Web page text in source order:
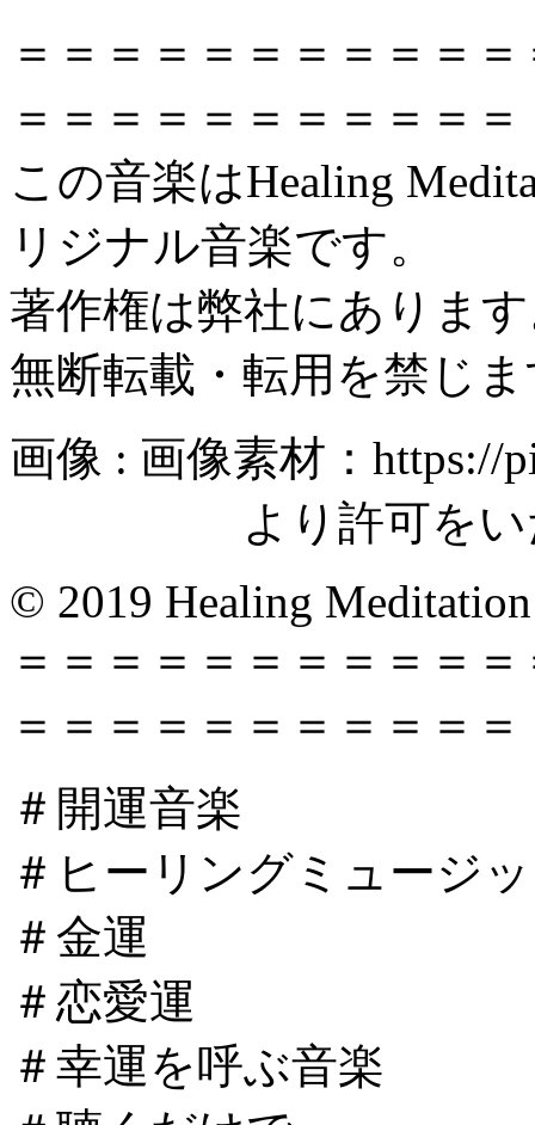
＝＝＝＝＝＝＝＝＝＝
＝＝＝＝＝＝＝＝＝＝＝
この音楽はHealing
リジナル音楽です。
著作権は弊社にありま
無断転載・転用を禁じ
画像 : 画像素材：https://
より許可をいただ
© 2019 Healing
＝＝＝＝＝＝＝＝＝＝
＝＝＝＝＝＝＝＝＝＝＝
＃開運音楽
＃ヒーリングミュージ
＃金運
＃恋愛運
＃幸運を呼ぶ音楽